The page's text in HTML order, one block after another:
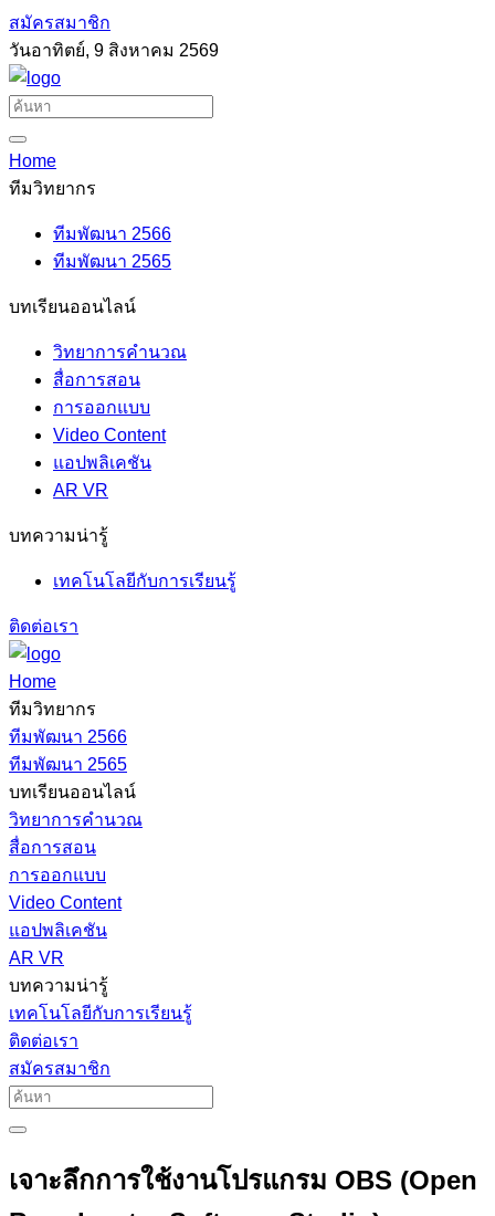
สมัครสมาชิก
วันอาทิตย์, 9 สิงหาคม 2569
Home
ทีมวิทยากร
ทีมพัฒนา 2566
ทีมพัฒนา 2565
บทเรียนออนไลน์
วิทยาการคำนวณ
สื่อการสอน
การออกแบบ
Video Content
แอปพลิเคชัน
AR VR
บทความน่ารู้
เทคโนโลยีกับการเรียนรู้
ติดต่อเรา
Home
ทีมวิทยากร
ทีมพัฒนา 2566
ทีมพัฒนา 2565
บทเรียนออนไลน์
วิทยาการคำนวณ
สื่อการสอน
การออกแบบ
Video Content
แอปพลิเคชัน
AR VR
บทความน่ารู้
เทคโนโลยีกับการเรียนรู้
ติดต่อเรา
สมัครสมาชิก
เจาะลึกการใช้งานโปรแกรม OBS (Open